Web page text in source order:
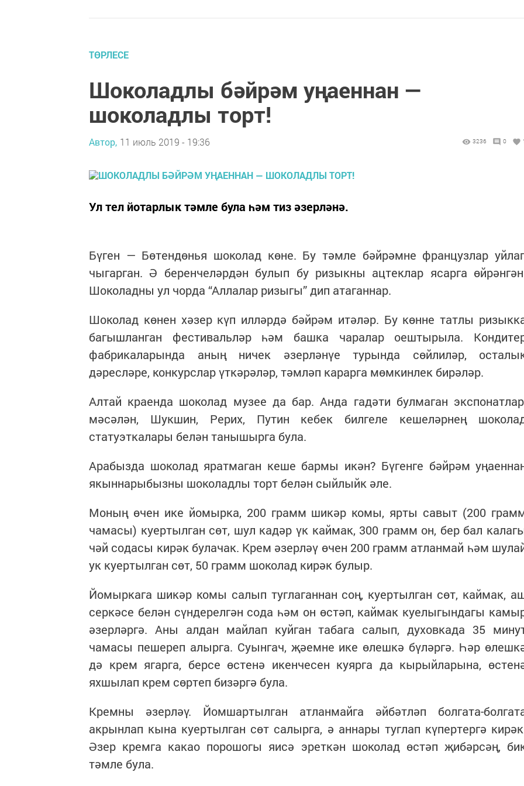
ТӨРЛЕСЕ
Шоколадлы бәйрәм уңаеннан —
шоколадлы торт!
Автор, 11 июль 2019 - 19:36 3236 0
Ул тел йотарлык тәмле була һәм тиз әзерләнә.
Бүген — Бөтендөнья шоколад көне. Бу тәмле бәйрәмне французлар
чыгарган. Ә беренчеләрдән булып бу ризыкны ацтеклар ясарга
Шоколадны ул чорда “Аллалар ризыгы” дип атаганнар.
Шоколад көнен хәзер күп илләрдә бәйрәм итәләр. Бу көнне татлы
багышланган фестивальләр һәм башка чаралар оештырыла.
фабрикаларында аның ничек әзерләнүе турында сөйлиләр,
дәресләре, конкурслар үткәрәләр, тәмләп карарга мөмкинлек бирәләр.
Алтай краенда шоколад музее да бар. Анда гадәти булмаган
мәсәлән, Шукшин, Рерих, Путин кебек билгеле кешеләрнең
статуэткалары белән танышырга була.
Арабызда шоколад яратмаган кеше бармы икән? Бүгенге бәйрәм
якыннарыбызны шоколадлы торт белән сыйлыйк әле.
Моның өчен ике йомырка, 200 грамм шикәр комы, ярты савыт (200
чамасы) куертылган сөт, шул кадәр үк каймак, 300 грамм он, бер бал
чәй содасы кирәк булачак. Крем әзерләү өчен 200 грамм атланмай һәм
ук куертылган сөт, 50 грамм шоколад кирәк булыр.
Йомыркага шикәр комы салып туглаганнан соң, куертылган сөт, каймак,
серкәсе белән сүндерелгән сода һәм он өстәп, каймак куелыгындагы
әзерләргә. Аны алдан майлап куйган табага салып, духовкада 35
чамасы пешереп алырга. Суынгач, җәемне ике өлешкә бүләргә. Һәр
дә крем ягарга, берсе өстенә икенчесен куярга да кырыйларына,
яхшылап крем сөртеп бизәргә була.
Кремны әзерләү. Йомшартылган атланмайга әйбәтләп болгата-
акрынлап кына куертылган сөт салырга, ә аннары туглап күпертергә
Әзер кремга какао порошогы яисә эреткән шоколад өстәп җибәрсәң,
тәмле була.